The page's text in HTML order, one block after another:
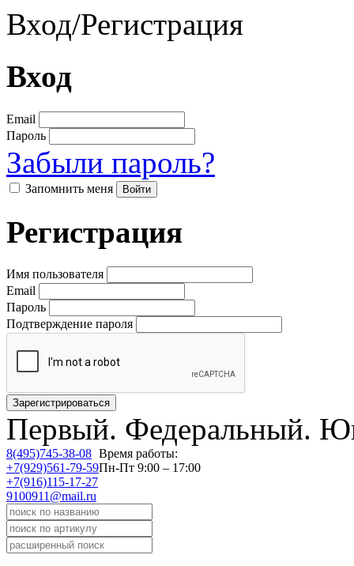
Вход/Регистрация
Вход
Email
Пароль
Забыли пароль?
Запомнить меня
Регистрация
Имя пользователя
Email
Пароль
Подтверждение пароля
Первый. Федеральный.
8(495)745-38-08
+7(929)561-79-59
+7(916)115-17-27
9100911@mail.ru
Время работы:
Пн-Пт 9:00 – 17:00